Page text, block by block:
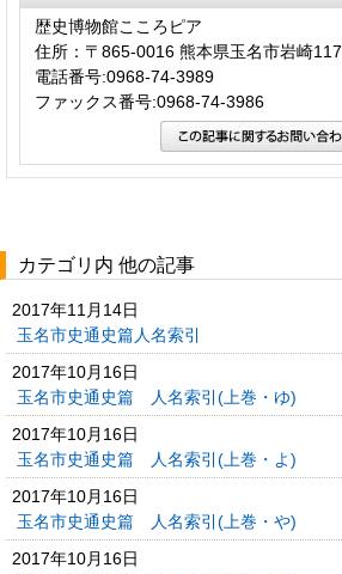
歴史博物館こころピア
住所：〒865-0016 熊本県玉名市岩崎117
電話番号:0968-74-3989
ファックス番号:0968-74-3986
カテゴリ内 他の記事
2017年11月14日
玉名市史通史篇人名索引
2017年10月16日
玉名市史通史篇 人名索引(上巻・ゆ)
2017年10月16日
玉名市史通史篇 人名索引(上巻・よ)
2017年10月16日
玉名市史通史篇 人名索引(上巻・や)
2017年10月16日